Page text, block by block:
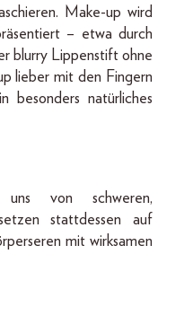
Make-up wird
– etwa durch
blurry Lippenstift ohne
lieber mit den Fingern
natürliches
von schweren,
stattdessen auf
mit wirksamen